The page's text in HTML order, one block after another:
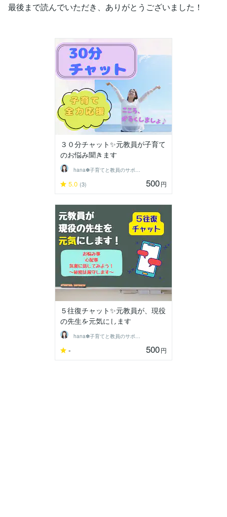
最後まで読んでいただき、ありがとうございました！
３０分チャット✨元教員が子育て
のお悩み聞きます
hana✽子育てと教員のサポーター
5.0 (3) 500円
５往復チャット✨元教員が、現役
の先生を元気にします
hana✽子育てと教員のサポーター
- 500円